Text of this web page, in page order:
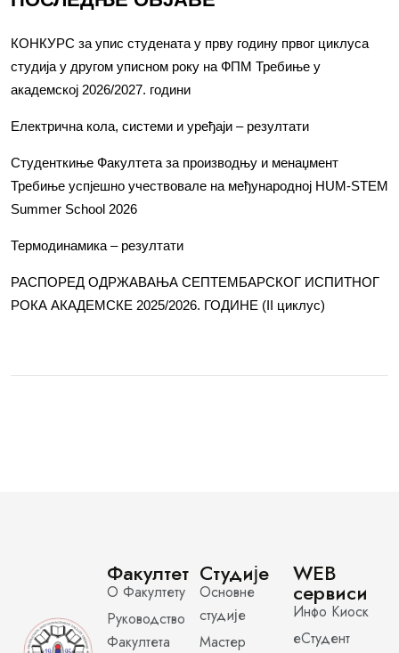
КОНКУРС за упис студената у прву годину првог циклуса
студија у другом уписном року на ФПМ Требиње у
академској 2026/2027. години
Електрична кола, системи и уређаји – резултати
Студенткиње Факултета за производњу и менаџмент
Требиње успјешно учествовале на међународној HUM-STEM
Summer School 2026
Термодинамика – резултати
РАСПОРЕД ОДРЖАВАЊА СЕПТЕМБАРСКОГ ИСПИТНОГ
РОКА АКАДЕМСКЕ 2025/2026. ГОДИНЕ (II циклус)
Факултет
О Факултету
Руководство
Факултета
Студије
Основне
студије
Мастер
WEB
сервиси
Инфо Киоск
еСтудент